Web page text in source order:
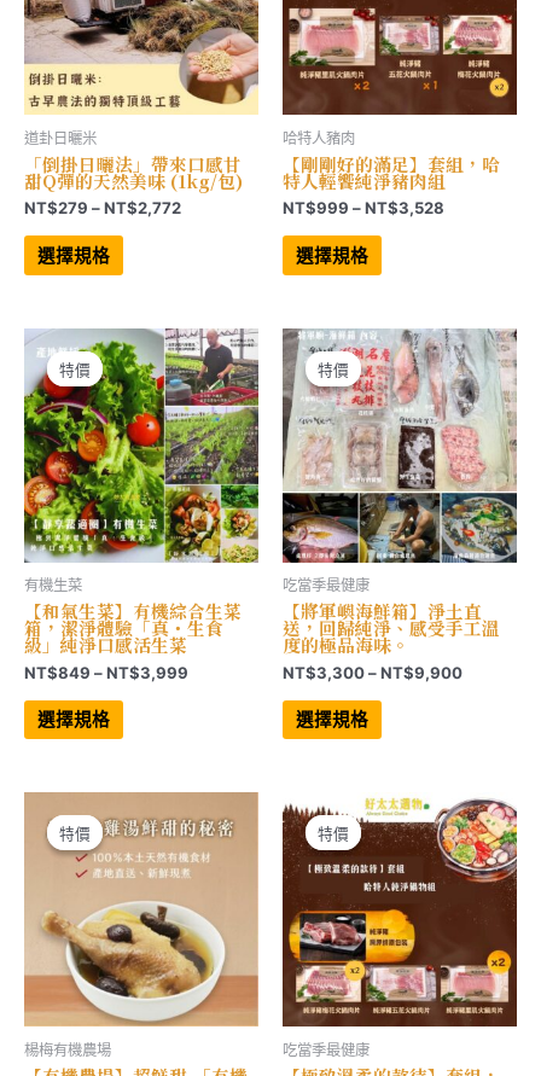
道卦日曬米
「倒掛日曬法」帶來口感甘
甜Q彈的天然美味 (1kg/包)
NT$279 –NT$2,772價
NT$2,772
選擇規格
此
品
款
式。
可
在
產
品
頁
面
選
擇
選
項
哈特人豬肉
【剛剛好的滿足】套組，哈
特人輕饗純淨豬肉組
NT$999 –NT$3,528
NT$3,528
選擇規格
此
品
款
式。
可
在
產
品
頁
面
選
擇
選
項
特價
特價
有機生菜
【和氣生菜】有機綜合生菜
箱，潔淨體驗「真・生食
級」純淨口感活生菜
NT$849 –NT$3,999
NT$3,999
選擇規格
此
品
款
式。
可
在
產
品
頁
面
選
擇
選
項
特價
特價
吃當季最健康
【將軍嶼海鮮箱】淨土直
送，回歸純淨、感受手工溫
度的極品海味。
NT$3,300–NT$9,900價
選擇規格
此
品
款
式。
可
在
產
品
面
選
擇
選
項
特價
特價
楊梅有機農場
特價
特價
吃當季最健康